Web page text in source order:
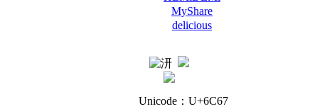
MyShare
delicious
Unicode：U+6C67